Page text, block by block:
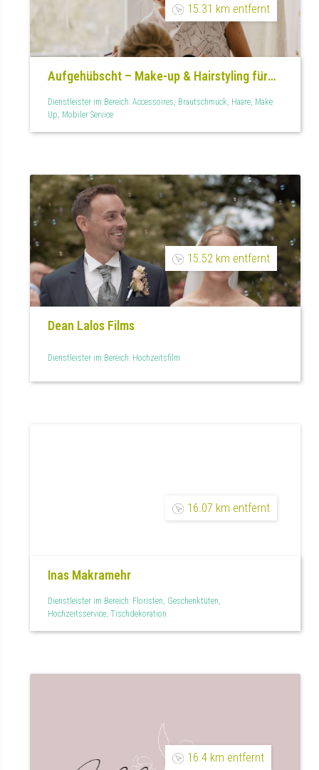
15.31 km entfernt
Aufgehübscht – Make-up & Hairstyling für
jeden Anlass
Dienstleister im Bereich: Accessoires, Brautschmuck, Haare, Make
Up, Mobiler Service
15.52 km entfernt
Dean Lalos Films
Dienstleister im Bereich: Hochzeitsfilm
16.07 km entfernt
Inas Makramehr
Dienstleister im Bereich: Floristen, Geschenktüten,
Hochzeitsservice, Tischdekoration
16.4 km entfernt